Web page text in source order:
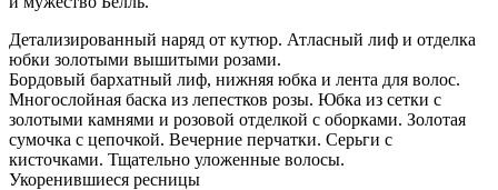
Детализированный наряд от кутюр. Атласный лиф и отделка
юбки золотыми вышитыми розами.
Бордовый бархатный лиф, нижняя юбка и лента для волос.
Многослойная баска из лепестков розы. Юбка из сетки с
золотыми камнями и розовой отделкой с оборками. Золотая
сумочка с цепочкой. Вечерние перчатки. Серьги с
кисточками. Тщательно уложенные волосы.
Укоренившиеся ресницы